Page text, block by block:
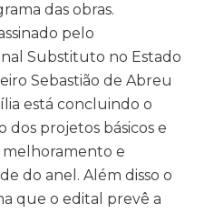
das obras.
pelo
Substituto no Estado
Sebastião de Abreu
está concluindo o
dos projetos básicos e
melhoramento e
do anel. Além disso o
que o edital prevê a